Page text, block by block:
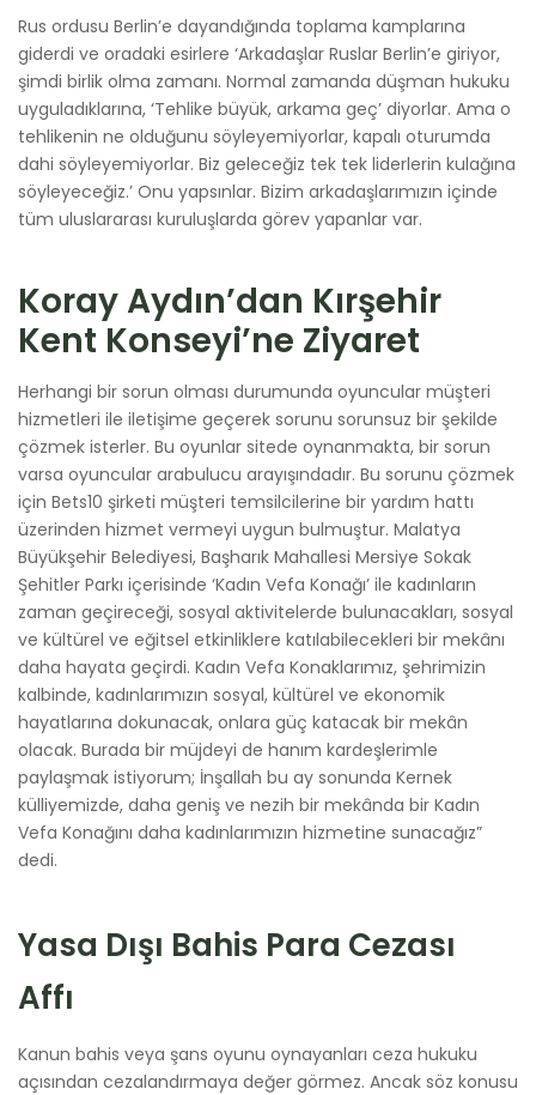
Rus ordusu Berlin’e dayandığında toplama kamplarına
giderdi ve oradaki esirlere ‘Arkadaşlar Ruslar Berlin’e giriyor,
şimdi birlik olma zamanı. Normal zamanda düşman hukuku
uyguladıklarına, ‘Tehlike büyük, arkama geç’ diyorlar. Ama o
tehlikenin ne olduğunu söyleyemiyorlar, kapalı oturumda
dahi söyleyemiyorlar. Biz geleceğiz tek tek liderlerin kulağına
söyleyeceğiz.’ Onu yapsınlar. Bizim arkadaşlarımızın içinde
tüm uluslararası kuruluşlarda görev yapanlar var.
Koray Aydın’dan Kırşehir
Kent Konseyi’ne Ziyaret
Herhangi bir sorun olması durumunda oyuncular müşteri
hizmetleri ile iletişime geçerek sorunu sorunsuz bir şekilde
çözmek isterler. Bu oyunlar sitede oynanmakta, bir sorun
varsa oyuncular arabulucu arayışındadır. Bu sorunu çözmek
için Bets10 şirketi müşteri temsilcilerine bir yardım hattı
üzerinden hizmet vermeyi uygun bulmuştur. Malatya
Büyükşehir Belediyesi, Başharık Mahallesi Mersiye Sokak
Şehitler Parkı içerisinde ‘Kadın Vefa Konağı’ ile kadınların
zaman geçireceği, sosyal aktivitelerde bulunacakları, sosyal
ve kültürel ve eğitsel etkinliklere katılabilecekleri bir mekânı
daha hayata geçirdi. Kadın Vefa Konaklarımız, şehrimizin
kalbinde, kadınlarımızın sosyal, kültürel ve ekonomik
hayatlarına dokunacak, onlara güç katacak bir mekân
olacak. Burada bir müjdeyi de hanım kardeşlerimle
paylaşmak istiyorum; İnşallah bu ay sonunda Kernek
külliyemizde, daha geniş ve nezih bir mekânda bir Kadın
Vefa Konağını daha kadınlarımızın hizmetine sunacağız”
dedi.
Yasa Dışı Bahis Para Cezası
Affı
Kanun bahis veya şans oyunu oynayanları ceza hukuku
açısından cezalandırmaya değer görmez. Ancak söz konusu